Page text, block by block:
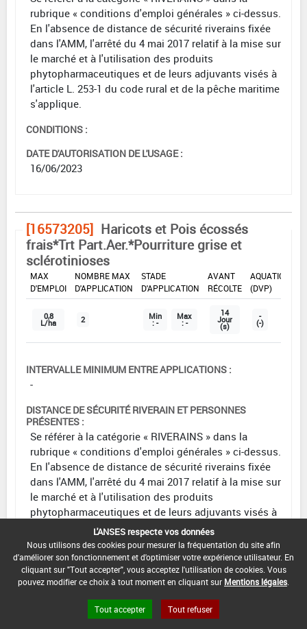
rubrique « conditions d'emploi générales » ci-dessus.
En l'absence de distance de sécurité riverains fixée
dans l'AMM, l'arrêté du 4 mai 2017 relatif à la mise sur
le marché et à l'utilisation des produits
phytopharmaceutiques et de leurs adjuvants visés à
l'article L. 253-1 du code rural et de la pêche maritime
s'applique.
CONDITIONS :
DATE D'AUTORISATION DE L'USAGE :
16/06/2023
[16573205] Haricots et Pois écossés
frais*Trt Part.Aer.*Pourriture grise et
sclérotinioses
DOSE
MAX
D'EMPLOI
NOMBRE MAX
D'APPLICATION
STADE
D'APPLICATION
AVANT
RÉCOLTE
AQUATIQUE
(DVP)
0,8
L/ha 2 Min
: -
Max
: -
14
Jour
(s)
-
(-)
INTERVALLE MINIMUM ENTRE APPLICATIONS :
-
DISTANCE DE SÉCURITÉ RIVERAIN ET PERSONNES
PRÉSENTES :
Se référer à la catégorie « RIVERAINS » dans la
rubrique « conditions d'emploi générales » ci-dessus.
En l'absence de distance de sécurité riverains fixée
dans l'AMM, l'arrêté du 4 mai 2017 relatif à la mise sur
le marché et à l'utilisation des produits
phytopharmaceutiques et de leurs adjuvants visés à
l'article L. 253-1 du code rural et de la pêche maritime
s'applique.
CONDITIONS :
L'ANSES respecte vos données
Nous utilisons des cookies pour mesurer la fréquentation du site afin
d'améliorer son fonctionnement et d'optimiser votre expérience utilisateur. En
cliquant sur "Tout accepter", vous acceptez l'utilisation de cookies. Vous
pouvez modifier ce choix à tout moment en cliquant sur Mentions légales
Tout accepter Tout refuser